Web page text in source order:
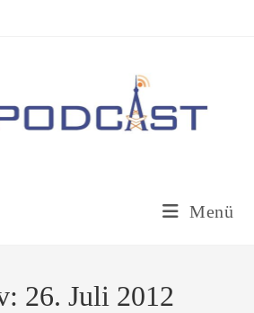
Menü
26. Juli 2012